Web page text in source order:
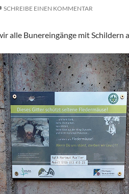
SCHREIBE EINEN KOMMENTAR
alle Bunereingänge mit Schildern